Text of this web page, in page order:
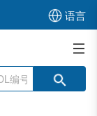
语言